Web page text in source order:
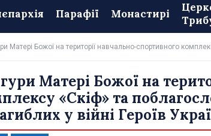
Парафії Монастирі
Матері Божої на території навчально-спортивного
Матері Божої на
«Скіф» та
у війні Героїв